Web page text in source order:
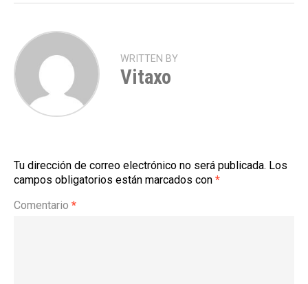
WRITTEN BY
Vitaxo
Tu dirección de correo electrónico no será publicada. Los
campos obligatorios están marcados con *
Comentario *